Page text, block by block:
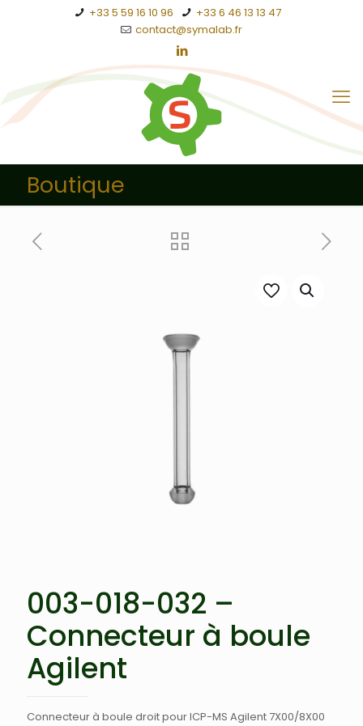
+33 5 59 16 10 96
+33 6 46 13 13 47
contact@symalab.fr
Boutique
003-018-032 –
Connecteur à boule
Agilent
Connecteur à boule droit pour ICP-MS Agilent 7X00/8X00